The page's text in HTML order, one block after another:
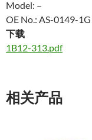
Model: –
OE No.: AS-0149-1G
下载
1B12-313.pdf
相关产品